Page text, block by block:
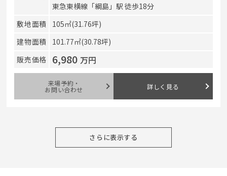
東急東横線「綱島」駅 徒歩18分
敷地面積
105㎡(31.76坪)
建物面積
101.77㎡(30.78坪)
販売価格
6,980万円
来場予約・
お問い合わせ 詳しく見る
さらに表示する